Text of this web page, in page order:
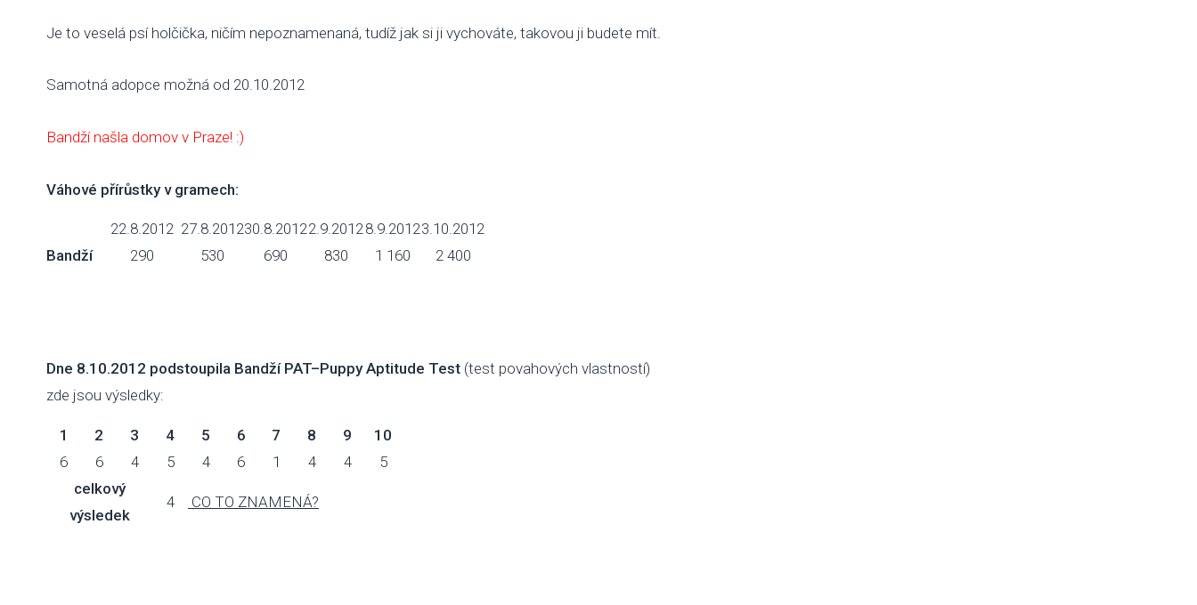
Je to veselá psí holčička, ničím nepoznamenaná, tudíž jak si ji vychováte, takovou ji budete mít.
Samotná adopce možná od 20.10.2012
Bandží našla domov v Praze! :)
Váhové přírůstky v gramech:
22.8.2012 27.8.201230.8.20122.9.20128.9.20123.10.2012
Bandží
290 530 690 830 1 160 2 400
Dne 8.10.2012 podstoupila Bandží PAT–Puppy Aptitude Test (test povahových vlastností)
zde jsou výsledky:
1 2 3 4 5 6 7 8 9
10
6
6 4 5 4 6 1 4 4
5
celkový
výsledek
4 CO TO ZNAMENÁ?